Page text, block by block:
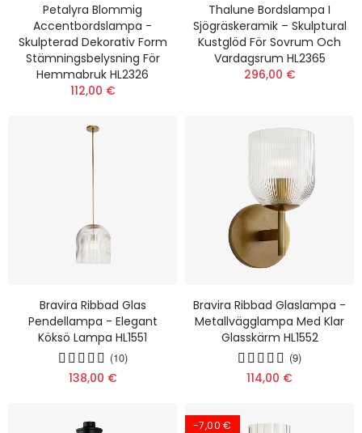
Petalyra Blommig
Accentbordslampa -
Skulpterad Dekorativ Form
Stämningsbelysning För
Hemmabruk HL2326
112,00 €
Thalune Bordslampa I
Sjögräskeramik – Skulptural
Kustglöd För Sovrum Och
Vardagsrum HL2365
296,00 €
Bravira Ribbad Glas
Pendellampa - Elegant
Köksö Lampa HL1551
(10)
138,00 €
Bravira Ribbad Glaslampa -
Metallvägglampa Med Klar
Glasskärm HL1552
(9)
114,00 €
-7,00 €